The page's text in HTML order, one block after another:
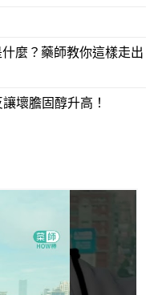
麼？藥師教你這樣走出
壞膽固醇升高！